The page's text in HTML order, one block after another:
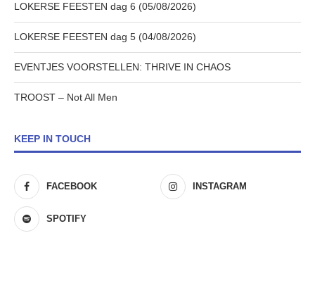
LOKERSE FEESTEN dag 6 (05/08/2026)
LOKERSE FEESTEN dag 5 (04/08/2026)
EVENTJES VOORSTELLEN: THRIVE IN CHAOS
TROOST – Not All Men
KEEP IN TOUCH
FACEBOOK INSTAGRAM
SPOTIFY